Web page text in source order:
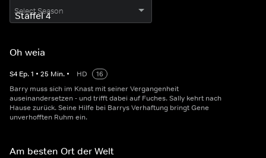
Select Season
Oh weia
S4 Ep.1 • 25 Min. • HD
16
Barry muss sich im Knast mit seiner Vergangenheit
auseinandersetzen - und trifft dabei auf Fuches. Sally kehrt nach
Hause zurück. Seine Hilfe bei Barrys Verhaftung bringt Gene
unverhofften Ruhm ein.
Am besten Ort der Welt